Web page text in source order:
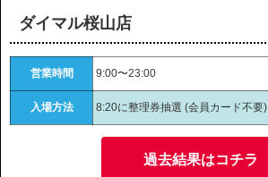
ダイマル桜山店
営業時間 9:00〜23:00
入場方法 8:20に整理券抽選 (会員カード不要)
過去結果はコチラ